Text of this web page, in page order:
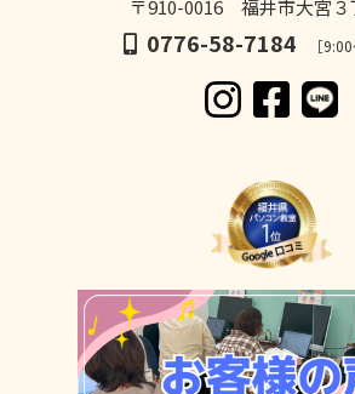
〒910-0016 福井市大宮３
0776-58-7184 ［